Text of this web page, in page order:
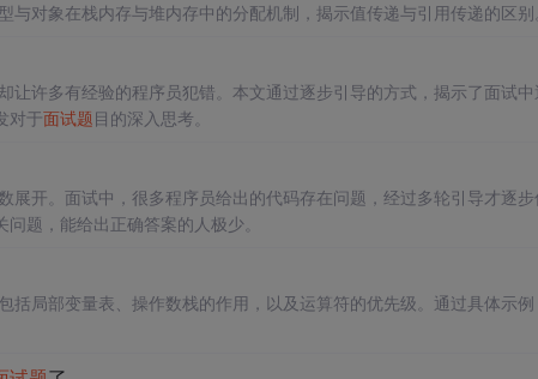
与对象在栈内存与堆内存中的分配机制，揭示值传递与引用传递的区别
让许多有经验的程序员犯错。本文通过逐步引导的方式，揭示了面试中
对于面试题目的深入思考。
开。面试中，很多程序员给出的代码存在问题，经过多轮引导才逐步
题，能给出正确答案的人极少。
括局部变量表、操作数栈的作用，以及运算符的优先级。通过具体示例